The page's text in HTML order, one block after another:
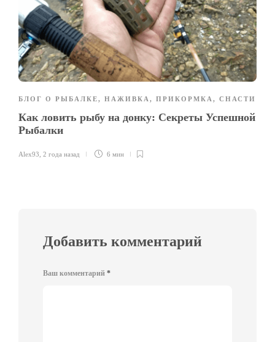
БЛОГ О РЫБАЛКЕ, НАЖИВКА , ПРИКОРМКА , СНАСТИ
Как ловить рыбу на донку: Секреты Успешной
Рыбалки
Alex93 2 года назад 6 мин
Добавить комментарий
Ваш комментарий *